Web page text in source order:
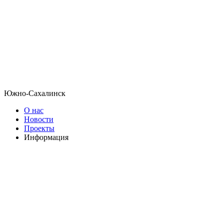
Южно-Сахалинск
О нас
Новости
Проекты
Информация